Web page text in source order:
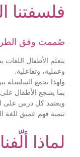
فلسفتنا
صُممت وفق
يتعلم الأطفال
وعملية، وتفاعلية.
ولهذا تجمع السلسلة
بما يشجع الأطفال على
ويعتمد كل درس على
تنمية فهم عميق للغة
لماذا